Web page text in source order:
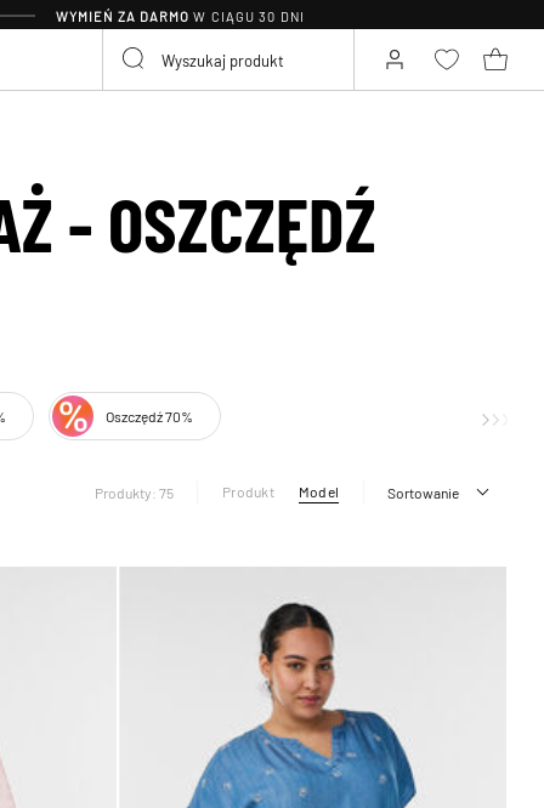
WYMIEŃ ZA DARMO W CIĄGU 30 DNI
- OSZCZĘDŹ
Oszczędź 70%
Produkty: 75 Produkt Model Sortowanie